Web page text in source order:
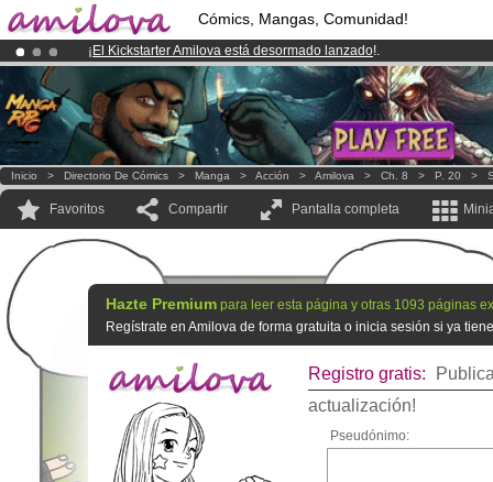
Cómics, Mangas, Comunidad!
¡ El Kickstarter Amilova está desormado lanzado!.
¡Ya tenemos 134393miembrosy 1208Cómics y Mangas!.
¡Conviertete en Premium por3.95 euros al mes!Hazte Premium ya
Inicio > Directorio De Cómics > Manga > Acción > Amilova > Ch. 8 > P. 20 >
Favoritos Compartir Pantalla completa
Hazte Premium para leer esta página y otras 1093 páginas
Regístrate en Amilova de forma gratuita o inicia sesión si ya
Registro gratis:
actualización!
Pseudónimo: